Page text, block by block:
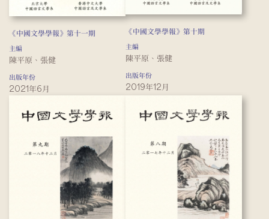
《中國文學學報》第十一期
主編
陳平原、張健
出版年份
2021年6月
《中國文學學報》第十期
主編
陳平原、張健
出版年份
2019年12月